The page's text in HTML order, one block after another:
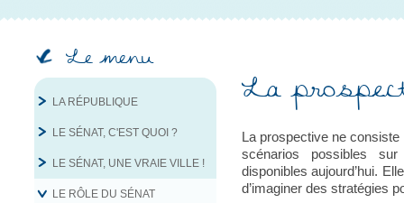
Le menu
LA RÉPUBLIQUE
LE SÉNAT, C'EST QUOI ?
LE SÉNAT, UNE VRAIE VILLE !
LE RÔLE DU SÉNAT
La
La prospective ne
scénarios possibles
disponibles aujourd’hui.
d’imaginer des stratégies